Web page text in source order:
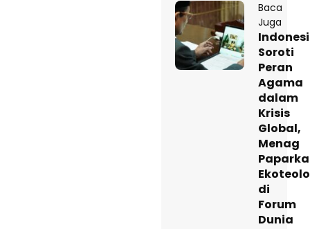
Baca
Juga
Soroti
Peran
Agama
dalam
Krisis
Global,
Menag
di
Forum
Dunia